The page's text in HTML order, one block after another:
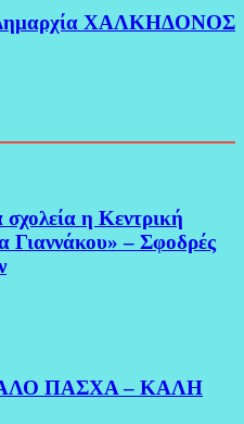
ΧΑΛΚΗΔΟΝΟΣ
η Κεντρική
Γιαννάκου» – Σφοδρές
ΠΑΣΧΑ – ΚΑΛΗ